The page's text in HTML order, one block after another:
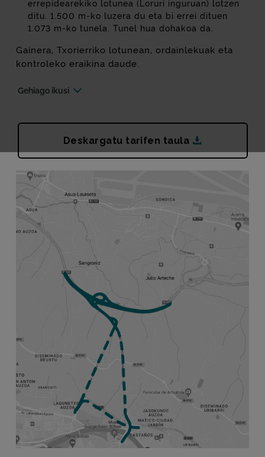
errepidearekiko lotunea (Loruri inguruan) lotzen
ditu. 1.500 m-ko luzera du eta bi errei dituen
1.073 m-ko tunela. Tunel hua dohakoa da.
Gainera, Txorierriko lotunean, ordainlekuak eta
kontroleko eraikina daude.
Gehiago ikusi
Deskargatu tarifen taula TA tarifak